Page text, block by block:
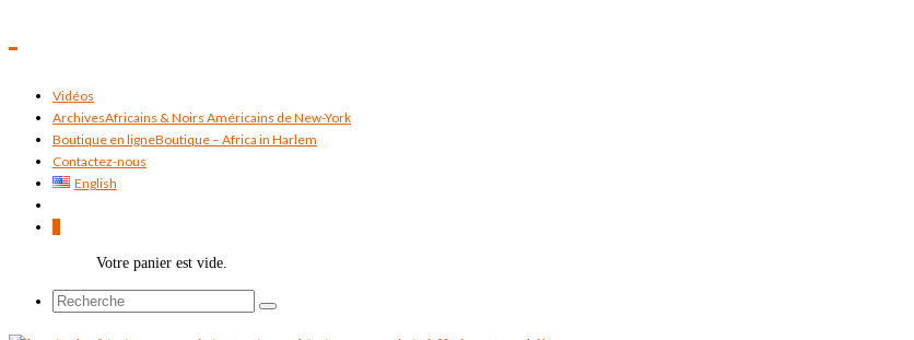
Vidéos
ArchivesAfricains & Noirs Américains de New-York
Boutique en ligneBoutique – Africa in Harlem
Contactez-nous
English
Votre panier est vide.
Rechercher :